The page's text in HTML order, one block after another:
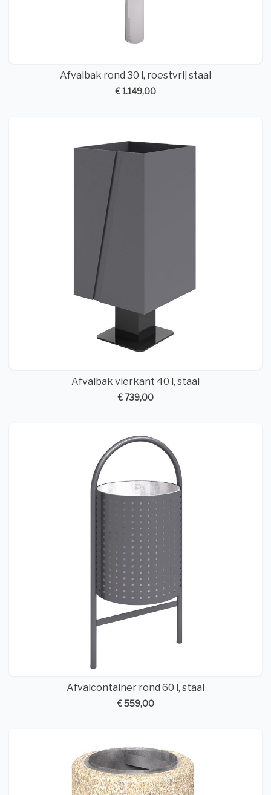
Afvalbak rond 30 l, roestvrij staal
€ 1.149,00
Afvalbak vierkant 40 l, staal
€ 739,00
Afvalcontainer rond 60 l, staal
€ 559,00